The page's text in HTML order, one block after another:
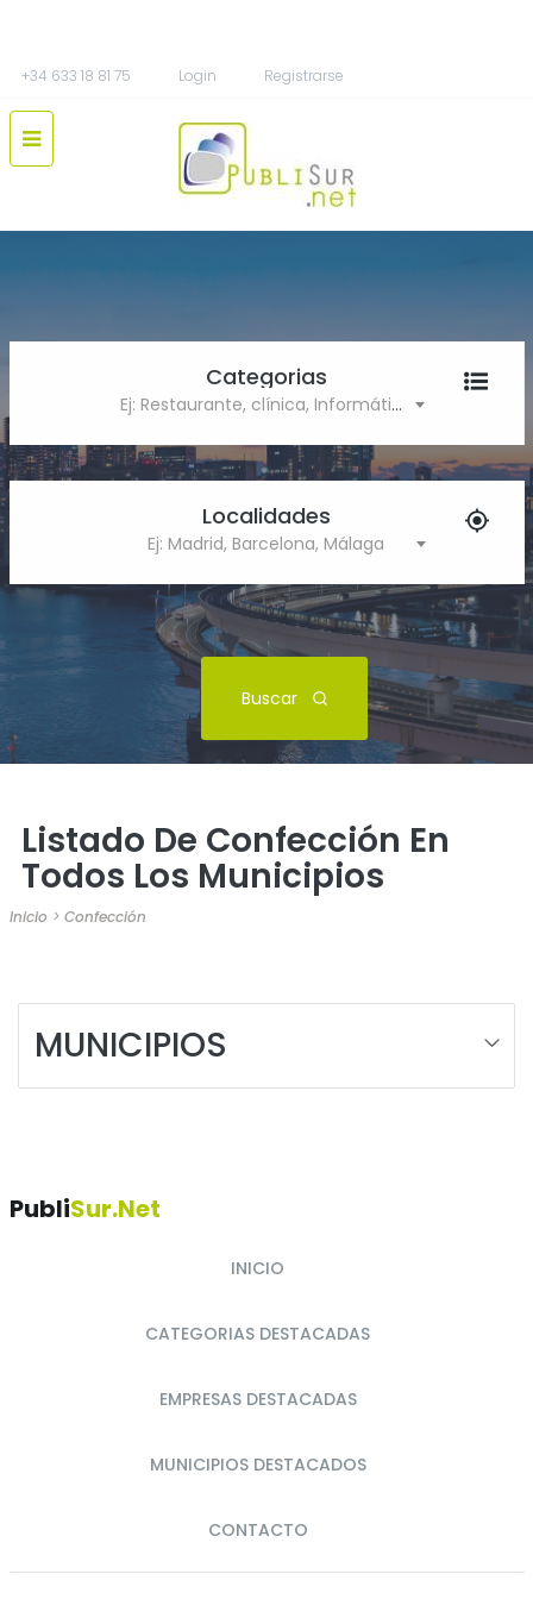
+34 633 18 81 75 Login Registrarse
Categorias
Ej: Restaurante, clínica, Informática
Localidades
Ej: Madrid, Barcelona, Málaga
Buscar
Listado De Confección En
Todos Los Municipios
Inicio > Confección
MUNICIPIOS
PubliSur.net
INICIO
CATEGORIAS DESTACADAS
EMPRESAS DESTACADAS
MUNICIPIOS DESTACADOS
CONTACTO